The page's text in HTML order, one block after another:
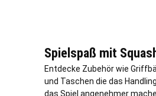
Spielspaß mit
Entdecke Zubehör wie
und Taschen die das
das Spiel angenehmer